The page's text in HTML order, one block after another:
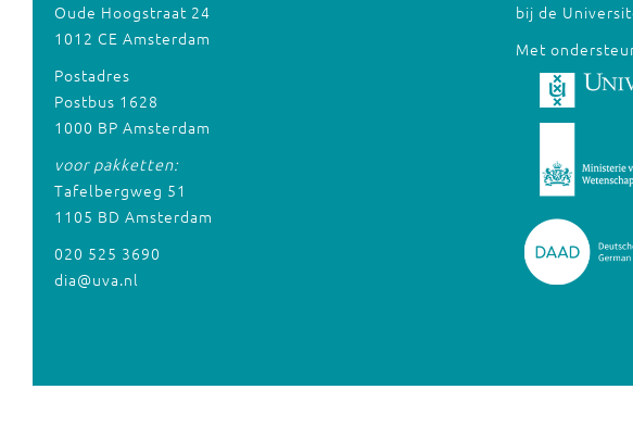
Oude Hoogstraat 24
1012 CE Amsterdam
Postadres
Postbus 1628
1000 BP Amsterdam
voor pakketten:
Tafelbergweg 51
1105 BD Amsterdam
020 525 3690
dia@uva.nl
bij de
Met